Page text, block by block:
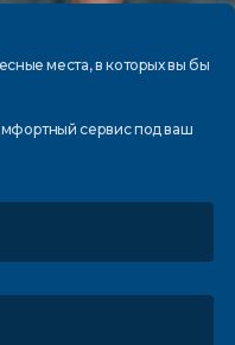
места, в которыхвы бы
сервис под ваш